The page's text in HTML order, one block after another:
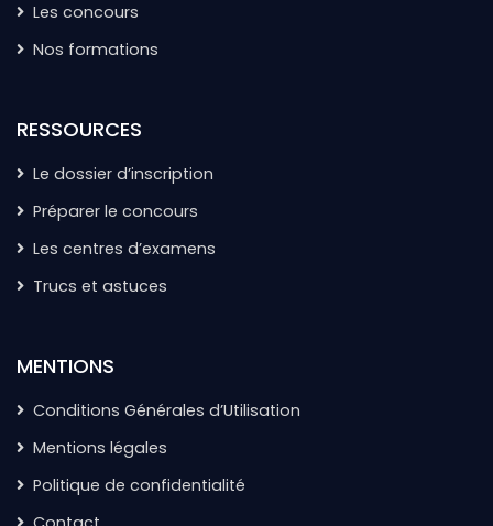
Les concours
Nos formations
RESSOURCES
Le dossier d’inscription
Préparer le concours
Les centres d’examens
Trucs et astuces
MENTIONS
Conditions Générales d’Utilisation
Mentions légales
Politique de confidentialité